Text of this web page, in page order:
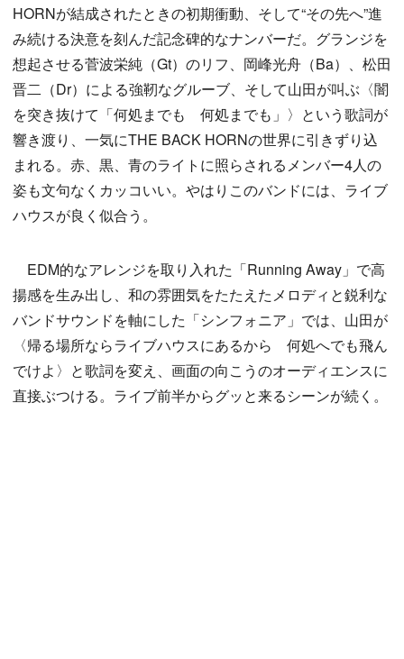
HORNが結成されたときの初期衝動、そして“その先へ”進
み続ける決意を刻んだ記念碑的なナンバーだ。グランジを
想起させる菅波栄純（Gt）のリフ、岡峰光舟（Ba）、松田
晋二（Dr）による強靭なグルーブ、そして山田が叫ぶ〈闇
を突き抜けて「何処までも 何処までも」〉という歌詞が
響き渡り、一気にTHE BACK HORNの世界に引きずり込
まれる。赤、黒、青のライトに照らされるメンバー4人の
姿も文句なくカッコいい。やはりこのバンドには、ライブ
ハウスが良く似合う。
EDM的なアレンジを取り入れた「Running Away」で高
揚感を生み出し、和の雰囲気をたたえたメロディと鋭利な
バンドサウンドを軸にした「シンフォニア」では、山田が
〈帰る場所ならライブハウスにあるから 何処へでも飛ん
でけよ〉と歌詞を変え、画面の向こうのオーディエンスに
直接ぶつける。ライブ前半からグッと来るシーンが続く。